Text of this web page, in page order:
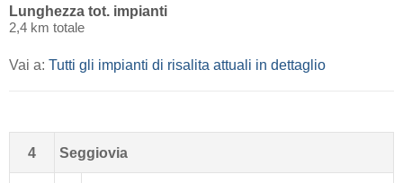
Lunghezza tot. impianti
2,4 km totale
Vai a: Tutti gli impianti di risalita attuali in dettaglio
4 Seggiovia